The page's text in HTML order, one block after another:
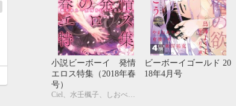
小説ビーボーイ 発情
エロス特集（2018年春
号）
Ciel、水壬楓子、しおべり由生、あさぎり夕、剣 解、青野ちなつ、南国ばなな、宇喜田紅、子清、駒城ミチヲ、はるの紗帆、ゆうき、林 マキ、水瀬結月、宮緒 葵、Gearous
ビーボーイゴールド 20
18年4月号
8 9 10 11
12
15 16 17 18
19
22 23 24 25
26
29 30
4
11
18
25